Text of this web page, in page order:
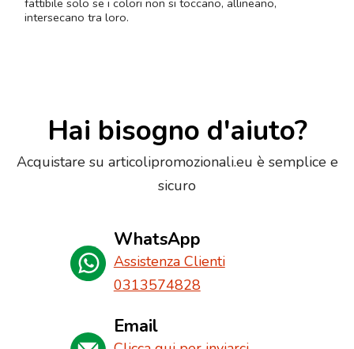
fattibile solo se i colori non si toccano, allineano,
intersecano tra loro.
Hai bisogno d'aiuto?
Acquistare su articolipromozionali.eu è semplice e
sicuro
WhatsApp
Assistenza Clienti
0313574828
Email